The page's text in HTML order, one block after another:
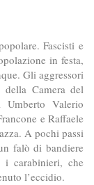
Fascisti e
in festa,
Gli aggressori
Camera del
Umberto Valerio
e Raffaele
A pochi passi
falò di bandiere
i carabinieri, che
l’eccidio.